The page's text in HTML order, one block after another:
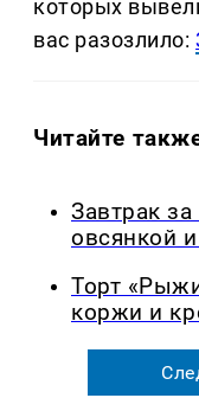
которых
вас разозлило:
Читайте
Завтрак
овсянкой
Торт
коржи и